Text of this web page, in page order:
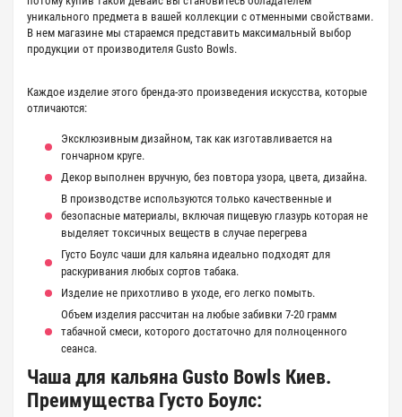
уникального предмета в вашей коллекции с отменными свойствами.
В нем магазине мы стараемся представить максимальный выбор
продукции от производителя Gusto Bowls.
Каждое изделие этого бренда-это произведения искусства, которые
отличаются:
Эксклюзивным дизайном, так как изготавливается на
гончарном круге.
Декор выполнен вручную, без повтора узора, цвета, дизайна.
В производстве используются только качественные и
безопасные материалы, включая пищевую глазурь которая не
выделяет токсичных веществ в случае перегрева
Густо Боулс чаши для кальяна идеально подходят для
раскуривания любых сортов табака.
Изделие не прихотливо в уходе, его легко помыть.
Объем изделия рассчитан на любые забивки 7-20 грамм
табачной смеси, которого достаточно для полноценного
сеанса.
Чаша для кальяна Gusto Bowls Киев.
Преимущества Густо Боулс: